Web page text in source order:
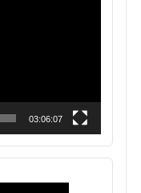
03:06:07